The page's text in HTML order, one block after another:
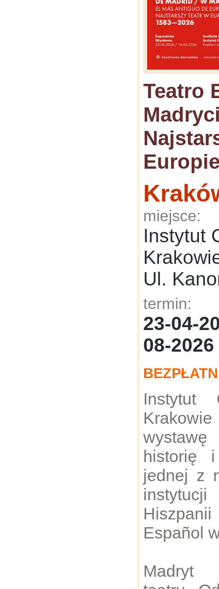
Teatro
miejsce:
Instytut
Ul.
termin:
23-04-
08-2026
Instytut
historię i
jednej z
Español
Madryt